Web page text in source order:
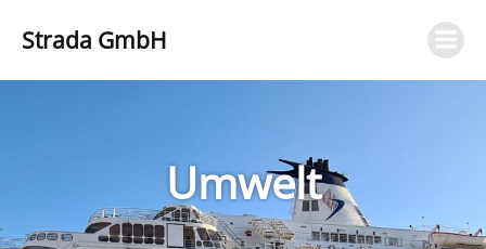
Strada GmbH
Umwelt